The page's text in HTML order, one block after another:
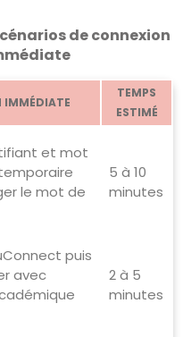
de connexion
TEMPS
ESTIMÉ
et mot
le mot de
5 à 10
minutes
puis
avec
2 à 5
minutes